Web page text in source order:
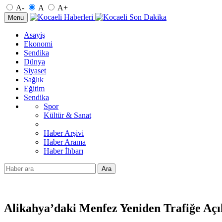
A- A A+
Menu
Asayiş
Ekonomi
Sendika
Dünya
Siyaset
Sağlık
Eğitim
Sendika
Spor
Kültür & Sanat
Haber Arşivi
Haber Arama
Haber İhbarı
Ara
Alikahya’daki Menfez Yeniden Trafiğe